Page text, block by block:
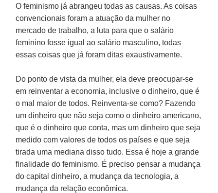
O feminismo já abrangeu todas as causas. As coisas
convencionais foram a atuação da mulher no
mercado de trabalho, a luta para que o salário
feminino fosse igual ao salário masculino, todas
essas coisas que já foram ditas exaustivamente.
Do ponto de vista da mulher, ela deve preocupar-se
em reinventar a economia, inclusive o dinheiro, que é
o mal maior de todos. Reinventa-se como? Fazendo
um dinheiro que não seja como o dinheiro americano,
que é o dinheiro que conta, mas um dinheiro que seja
medido com valores de todos os países e que seja
tirada uma mediana disso tudo. Essa é hoje a grande
finalidade do feminismo. É preciso pensar a mudança
do capital dinheiro, a mudança da tecnologia, a
mudança da relação econômica.